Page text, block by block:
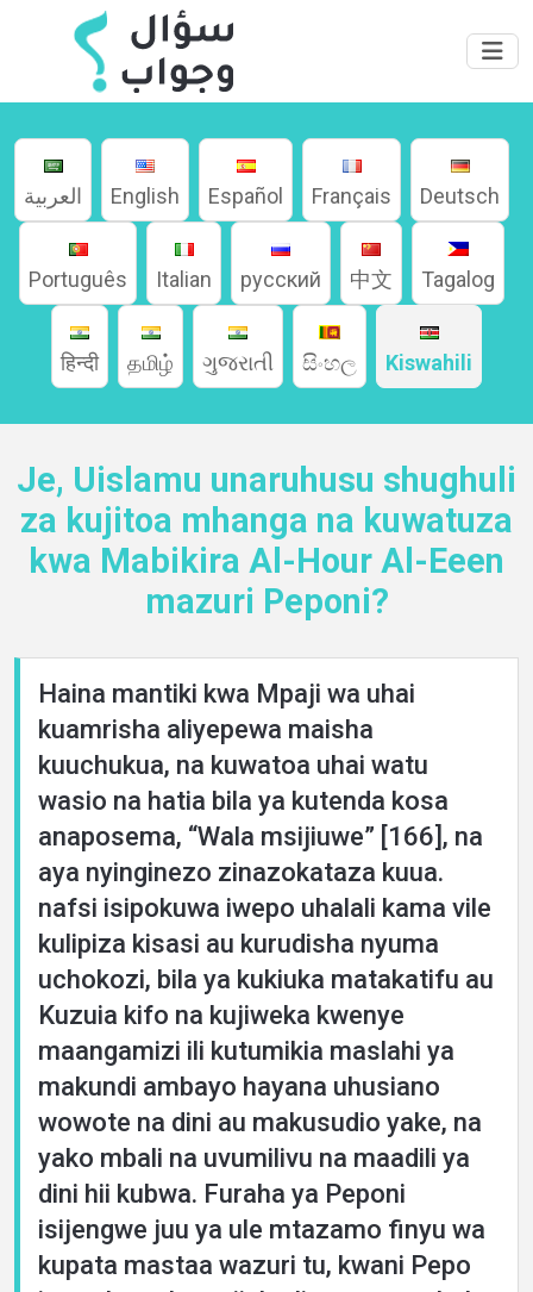
Home
Languages
العربية English Español Français Deutsch
Português Italian русский 中文 Tagalog
हिन्दी தமிழ் ગુજરાતી සිංහල Kiswahili
Je, Uislamu unaruhusu shughuli
za kujitoa mhanga na kuwatuza
kwa Mabikira Al-Hour Al-Eeen
mazuri Peponi?
Haina mantiki kwa Mpaji wa uhai
kuamrisha aliyepewa maisha
kuuchukua, na kuwatoa uhai watu
wasio na hatia bila ya kutenda kosa
anaposema, “Wala msijiuwe” [166], na
aya nyinginezo zinazokataza kuua.
nafsi isipokuwa iwepo uhalali kama vile
kulipiza kisasi au kurudisha nyuma
uchokozi, bila ya kukiuka matakatifu au
Kuzuia kifo na kujiweka kwenye
maangamizi ili kutumikia maslahi ya
makundi ambayo hayana uhusiano
wowote na dini au makusudio yake, na
yako mbali na uvumilivu na maadili ya
dini hii kubwa. Furaha ya Peponi
isijengwe juu ya ule mtazamo finyu wa
kupata mastaa wazuri tu, kwani Pepo